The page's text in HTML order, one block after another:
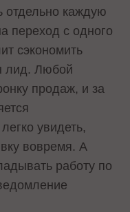
отдельно каждую
переход с одного
сэкономить
лид. Любой
продаж, и за
увидеть,
вовремя. А
работу по